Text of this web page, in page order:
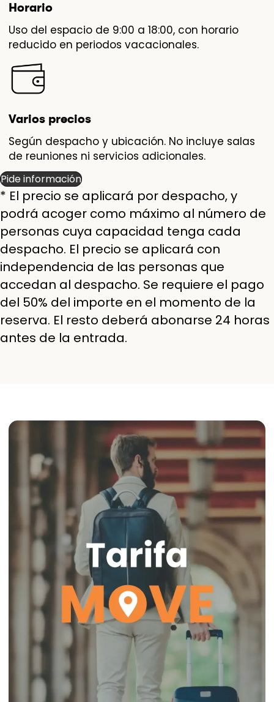
Horario
Uso del espacio de 9:00 a 18:00, con horario
reducido en periodos vacacionales.
Varios precios
Según despacho y ubicación. No incluye salas
de reuniones ni servicios adicionales.
Pide información
* El precio se aplicará por despacho, y
podrá acoger como máximo al número de
personas cuya capacidad tenga cada
despacho. El precio se aplicará con
independencia de las personas que
accedan al despacho. Se requiere el pago
del 50% del importe en el momento de la
reserva. El resto deberá abonarse 24 horas
antes de la entrada.